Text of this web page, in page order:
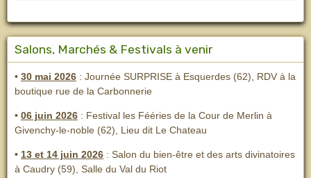
Salons, Marchés & Festivals à venir
• 30 mai 2026 : Journée SURPRISE à Esquerdes (62), RDV à la
boutique rue de la Carbonnerie
• 06 juin 2026 : Festival les Fééries de la Cour de Merlin à
Givenchy-le-noble (62), Lieu dit Le Chateau
• 13 et 14 juin 2026 : Salon du bien-être et des arts divinatoires
à Caudry (59), Salle du Val du Riot